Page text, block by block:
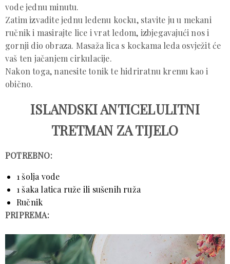
vode jednu minutu.
Zatim izvadite jednu ledenu kocku, stavite ju u mekani
ručnik i masirajte lice i vrat ledom, izbjegavajući nos i
gornji dio obraza. Masaža lica s kockama leda osvježit će
vaš ten jačanjem cirkulacije.
Nakon toga, nanesite tonik te hidriratnu kremu kao i
obično.
ISLANDSKI ANTICELULITNI
TRETMAN ZA TIJELO
POTREBNO:
1 šolja vode
1 šaka latica ruže ili sušenih ruža
Ručnik
PRIPREMA: